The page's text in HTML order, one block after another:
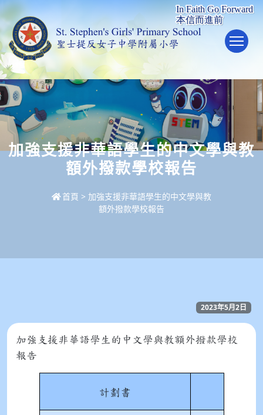
加強支援非華語學生的中文學與教
額外撥款學校報告
首頁 > 加強支援非華語學生的中文學與教
額外撥款學校報告
2023年5月2日
加強支援非華語學生的中文學與教額外撥款學校
報告
計劃書